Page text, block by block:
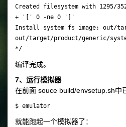
Created filesystem with 1295/
+ '[' 0 -ne 0 ']'
Install system fs image: out/
out/target/product/generic/
编译完成。
7、运行模拟器
在前面 souce build/envsetup.sh中
就能跑起一个模拟器了：